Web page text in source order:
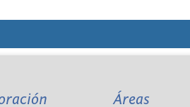
Áreas